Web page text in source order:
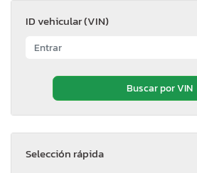
ID vehicular (VIN)
Selección rápida